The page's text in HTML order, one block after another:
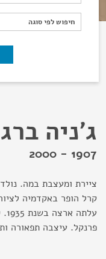
חיפוש לפי סוגה
חיפוש לפי סוגה
ג'ניה
1907 - 2000
ציירת ומעצבת במה.
קרל הופר באקדמיה
פרנקל. עיצבה תפאורה